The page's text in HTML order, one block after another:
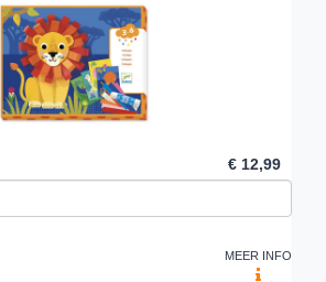
€ 12,99
MEER INFO